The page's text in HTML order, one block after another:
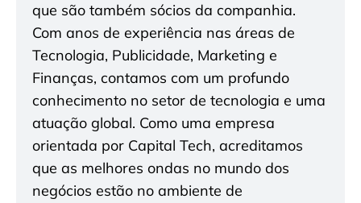
que são também sócios da companhia.
Com anos de experiência nas áreas de
Tecnologia, Publicidade, Marketing e
Finanças, contamos com um profundo
conhecimento no setor de tecnologia e uma
atuação global. Como uma empresa
orientada por Capital Tech, acreditamos
que as melhores ondas no mundo dos
negócios estão no ambiente de